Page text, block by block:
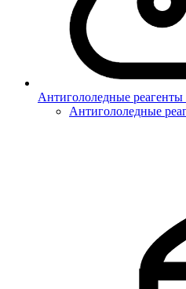
Антигололедные
Антигололедные